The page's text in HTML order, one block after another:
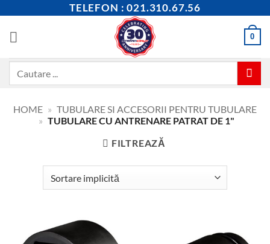
content
TELEFON : 021.310.67.56
0
HOME » TUBULARE SI ACCESORII PENTRU TUBULARE
» TUBULARE CU ANTRENARE PATRAT DE 1"
FILTREAZĂ